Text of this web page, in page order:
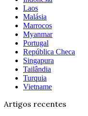
Laos
Malásia
Marrocos
Myanmar
Portugal
República Checa
Singapura
Tailândia
Turquia
Vietname
Artigos recentes